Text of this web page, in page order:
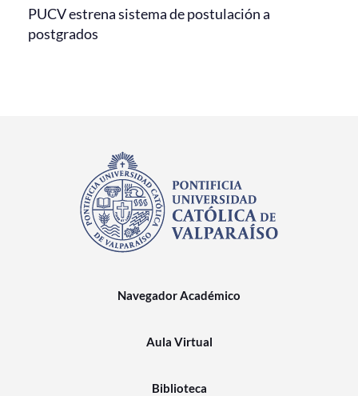
PUCV estrena sistema de postulación a
postgrados
Navegador Académico
Aula Virtual
Biblioteca